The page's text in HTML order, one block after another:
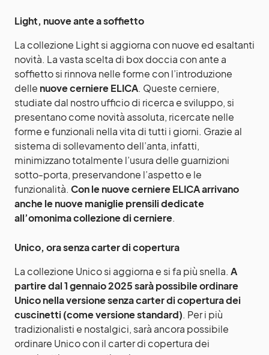
novità. La vasta scelta di box doccia con ante a
soffietto si rinnova nelle forme con l’introduzione
dellenuove cerniere ELICA. Queste cerniere,
studiate dal nostro ufficio di ricerca e sviluppo, si
presentano come novità assoluta, ricercate nelle
forme e funzionali nella vita di tutti i giorni. Grazie al
sistema di sollevamento dell’anta, infatti,
minimizzano totalmente l’usura delle guarnizioni
sotto-porta, preservandone l’aspetto e le
funzionalità. Con le nuove cerniere ELICA arrivano
anche le nuove maniglie prensili dedicate
all’omonima collezione di cerniere.
partire dal 1 gennaio 2025 sarà possibile ordinare
Unico nella versione senza carter di copertura dei
cuscinetti (come versione standard). Per i più
tradizionalisti e nostalgici, sarà ancora possibile
ordinare Unico con il carter di copertura dei
cuscinetti, come optional.